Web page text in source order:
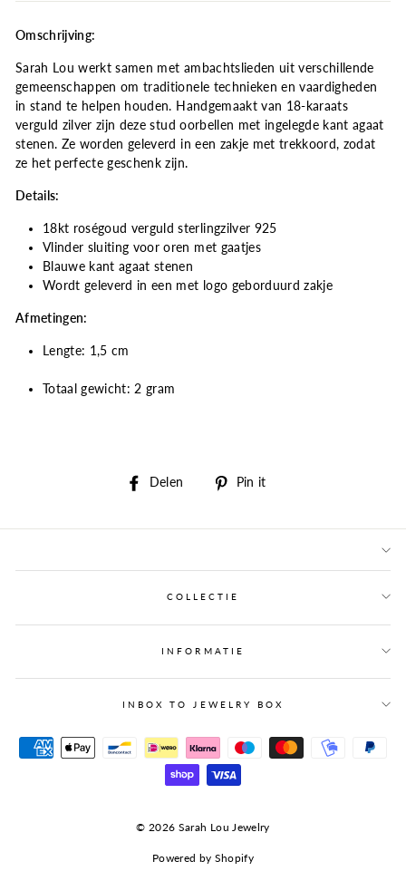
Omschrijving:
Sarah Lou werkt samen met ambachtslieden uit verschillende
gemeenschappen om traditionele technieken en vaardigheden
in stand te helpen houden. Handgemaakt van 18-karaats
verguld zilver zijn deze stud oorbellen met ingelegde kant agaat
stenen. Ze worden geleverd in een zakje met trekkoord, zodat
ze het perfecte geschenk zijn.
Details:
18kt roségoud verguld sterlingzilver 925
Vlinder sluiting voor oren met gaatjes
Blauwe kant agaat stenen
Wordt geleverd in een met logo geborduurd zakje
Afmetingen:
Lengte: 1,5 cm
Totaal gewicht: 2gram
Delen
Delen
Pin it
COLLECTIE
INFORMATIE
INBOX TO JEWELRY BOX
© 2026 Sarah Lou Jewelry
Powered by Shopify